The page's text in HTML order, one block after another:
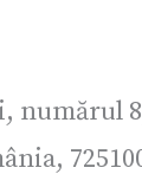
numărul